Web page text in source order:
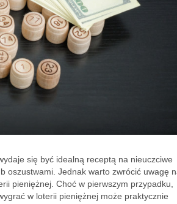
się być idealną receptą na nieuczciwe
oszustwami. Jednak warto zwrócić uwagę
pieniężnej. Choć w pierwszym przypadku,
w loterii pieniężnej może praktycznie